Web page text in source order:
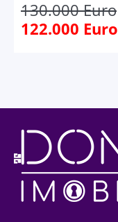
130.000 Euro
122.000 Euro